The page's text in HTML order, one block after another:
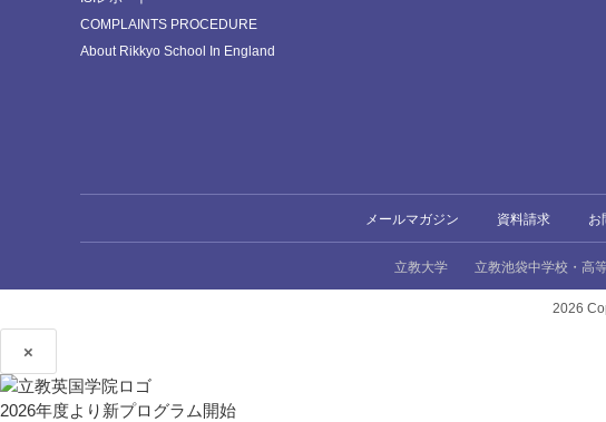
COMPLAINTS PROCEDURE
About Rikkyo School In England
メールマガジン 資料請求 お
立教大学 立教池袋中学校・高
2026
×
2026年度より新プログラム開始